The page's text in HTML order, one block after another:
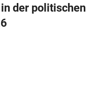
der politischen